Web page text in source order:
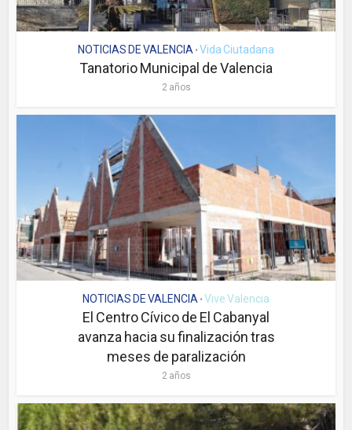
NOTICIAS DE VALENCIA • Vida Ciutadana
Tanatorio Municipal de Valencia
2 años
NOTICIAS DE VALENCIA • Vive Valencia
El Centro Cívico de El Cabanyal
avanza hacia su finalización tras
meses de paralización
2 años